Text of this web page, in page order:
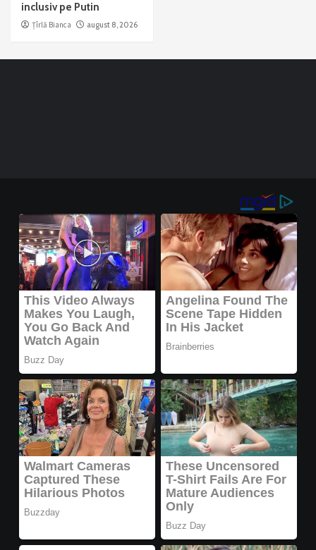
inclusiv pe Putin
Țîrlă Bianca august 8, 2026